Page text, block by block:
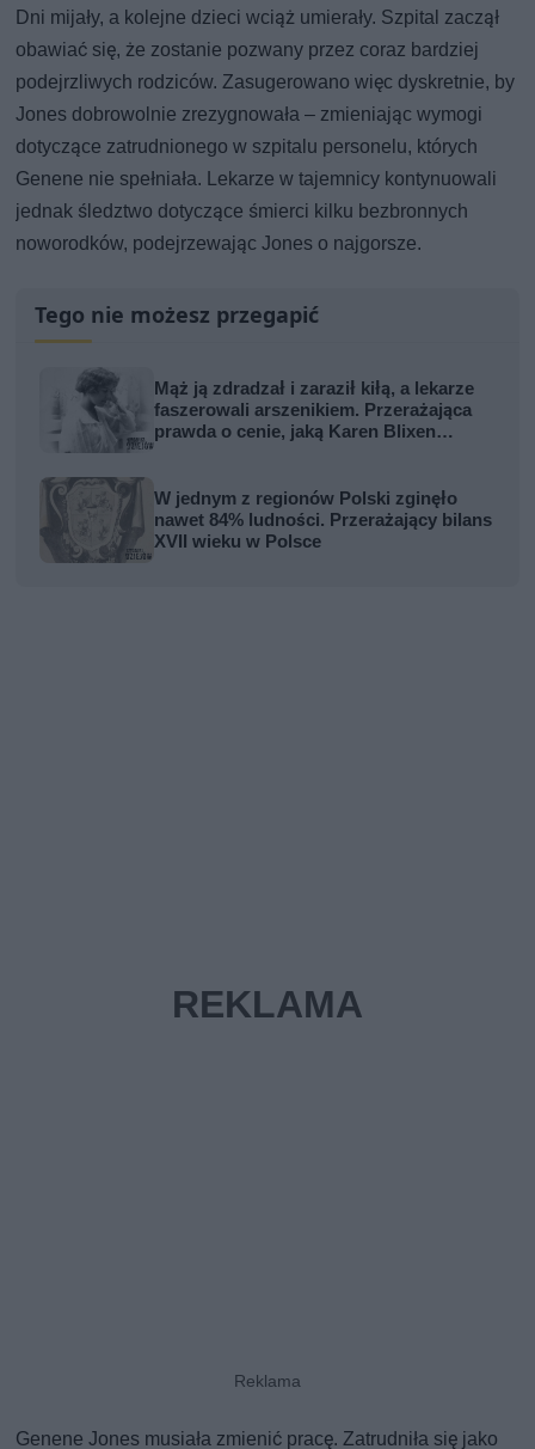
Dni mijały, a kolejne dzieci wciąż umierały. Szpital zaczął
obawiać się, że zostanie pozwany przez coraz bardziej
podejrzliwych rodziców. Zasugerowano więc dyskretnie, by
Jones dobrowolnie zrezygnowała – zmieniając wymogi
dotyczące zatrudnionego w szpitalu personelu, których
Genene nie spełniała. Lekarze w tajemnicy kontynuowali
jednak śledztwo dotyczące śmierci kilku bezbronnych
noworodków, podejrzewając Jones o najgorsze.
Tego nie możesz przegapić
Mąż ją zdradzał i zaraził kiłą, a lekarze
faszerowali arszenikiem. Przerażająca
prawda o cenie, jaką Karen Blixen
W jednym z regionów Polski zginęło
nawet 84% ludności. Przerażający bilans
XVII wieku w Polsce
Genene Jones musiała zmienić pracę. Zatrudniła się jako